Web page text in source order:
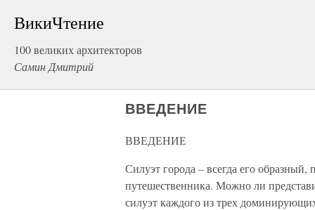
ВикиЧтение
100 великих архитекторов
Самин Дмитрий
ВВЕДЕНИЕ
ВВЕДЕНИЕ
Силуэт города – всегда его
путешественника. Можно ли
силуэт каждого из трех